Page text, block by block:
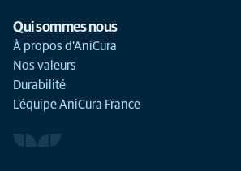
Qui sommes nous
À propos d'AniCura
Nos valeurs
Durabilité
L'équipe AniCura France